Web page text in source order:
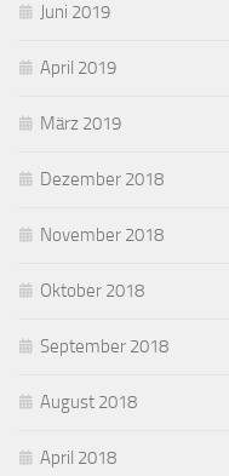
Juni 2019
April 2019
März 2019
Dezember 2018
November 2018
Oktober 2018
September 2018
August 2018
April 2018